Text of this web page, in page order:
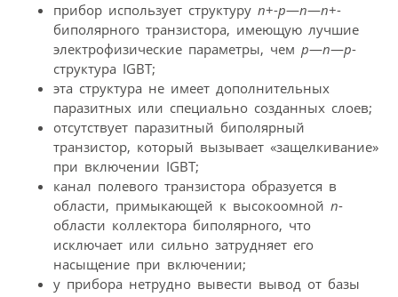
прибор использует структуру n+-p—n—n+-
биполярного транзистора, имеющую лучшие
электрофизические параметры, чем p—n—p-
структура IGBT;
эта структура не имеет дополнительных
паразитных или специально созданных слоев;
отсутствует паразитный биполярный
транзистор, который вызывает «защелкивание»
при включении IGBT;
канал полевого транзистора образуется в
области, примыкающей к высокоомной n-
области коллектора биполярного, что
исключает или сильно затрудняет его
насыщение при включении;
у прибора нетрудно вывести вывод от базы